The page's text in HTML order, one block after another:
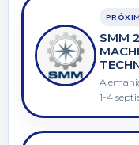
SMM
1-4